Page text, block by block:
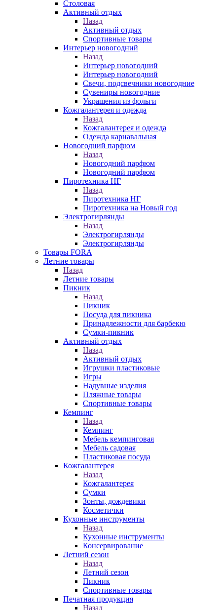
Столовая
Активный отдых
Назад
Активный отдых
Спортивные товары
Интерьер новогодний
Назад
Интерьер новогодний
Интерьер новогодний
Свечи, подсвечники новогодние
Сувениры новогодние
Украшения из фольги
Кожгалантерея и одежда
Назад
Кожгалантерея и одежда
Одежда карнавальная
Новогодний парфюм
Назад
Новогодний парфюм
Новогодний парфюм
Пиротехника НГ
Назад
Пиротехника НГ
Пиротехника на Новый год
Электрогирлянды
Назад
Электрогирлянды
Электрогирлянды
Товары FORA
Летние товары
Назад
Летние товары
Пикник
Назад
Пикник
Посуда для пикника
Принадлежности для барбекю
Сумки-пикник
Активный отдых
Назад
Активный отдых
Игрушки пластиковые
Игры
Надувные изделия
Пляжные товары
Спортивные товары
Кемпинг
Назад
Кемпинг
Мебель кемпинговая
Мебель садовая
Пластиковая посуда
Кожгалантерея
Назад
Кожгалантерея
Сумки
Зонты, дождевики
Косметички
Кухонные инструменты
Назад
Кухонные инструменты
Консервирование
Летний сезон
Назад
Летний сезон
Пикник
Спортивные товары
Печатная продукция
Назад